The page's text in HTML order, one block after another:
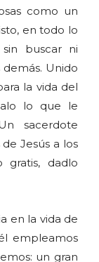
como un
en todo lo
buscar ni
Unido
la vida del
lo que le
sacerdote
Jesús a los
gratis, dadlo
en la vida de
empleamos
un gran